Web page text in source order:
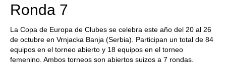
Ronda 7
La Copa de Europa de Clubes se celebra este año del 20 al 26
de octubre en Vrnjacka Banja (Serbia). Participan un total de 84
equipos en el torneo abierto y 18 equipos en el torneo
femenino. Ambos torneos son abiertos suizos a 7 rondas.